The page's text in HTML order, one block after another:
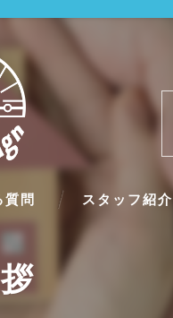
質問 スタッフ紹介